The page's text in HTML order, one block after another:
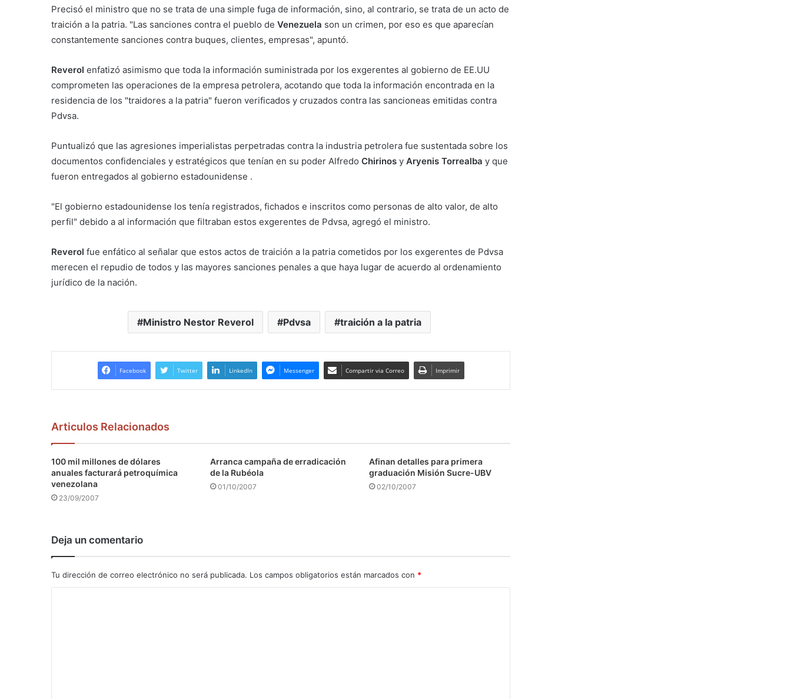
Precisó el ministro que no se trata de una simple fuga de información, sino, al contrario, se trata de un acto de
traición a la patria. "Las sanciones contra el pueblo de Venezuela son un crimen, por eso es que aparecían
constantemente sanciones contra buques, clientes, empresas", apuntó.
Reverol enfatizó asimismo que toda la información suministrada por los exgerentes al gobierno de EE.UU
comprometen las operaciones de la empresa petrolera, acotando que toda la información encontrada en la
residencia de los "traidores a la patria" fueron verificados y cruzados contra las sancioneas emitidas contra
Pdvsa.
Puntualizó que las agresiones imperialistas perpetradas contra la industria petrolera fue sustentada sobre los
documentos confidenciales y estratégicos que tenían en su poder Alfredo Chirinos y Aryenis Torrealba y que
fueron entregados al gobierno estadounidense .
"El gobierno estadounidense los tenía registrados, fichados e inscritos como personas de alto valor, de alto
perfil" debido a al información que filtraban estos exgerentes de Pdvsa, agregó el ministro.
Reverol fue enfático al señalar que estos actos de traición a la patria cometidos por los exgerentes de Pdvsa
merecen el repudio de todos y las mayores sanciones penales a que haya lugar de acuerdo al ordenamiento
jurídico de la nación.
Ministro Nestor Reverol Pdvsa traición a la patria
Facebook Twitter LinkedIn Messenger Compartir via Correo Imprimir
Articulos Relacionados
100 mil millones de dólares
anuales facturará petroquímica
venezolana
23/09/2007
Arranca campaña de erradicación
de la Rubéola
01/10/2007
Afinan detalles para primera
graduación Misión Sucre-UBV
02/10/2007
Deja un comentario
Tu dirección de correo electrónico no será publicada. Los campos obligatorios están marcados con *